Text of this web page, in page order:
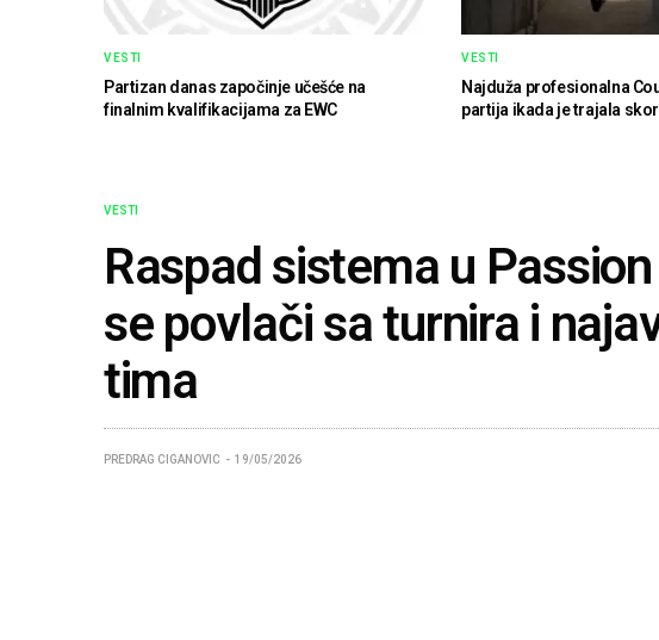
VESTI
Partizan danas započinje učešće na
finalnim kvalifikacijama za EWC
VESTI
Najduža profesionalna
partija ikada je trajala
VESTI
Raspad sistema u
se povlači sa turnira i
tima
PREDRAG CIGANOVIC 19/05/2026